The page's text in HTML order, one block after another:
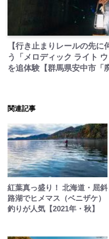
【行き止まりレールの先
う「メロディック ライト
を追体験【群馬県安中市「
関連記事
紅葉真っ盛り！ 北海道・屈斜
路湖でヒメマス（ベニザケ）
釣りが人気【2021年・秋】